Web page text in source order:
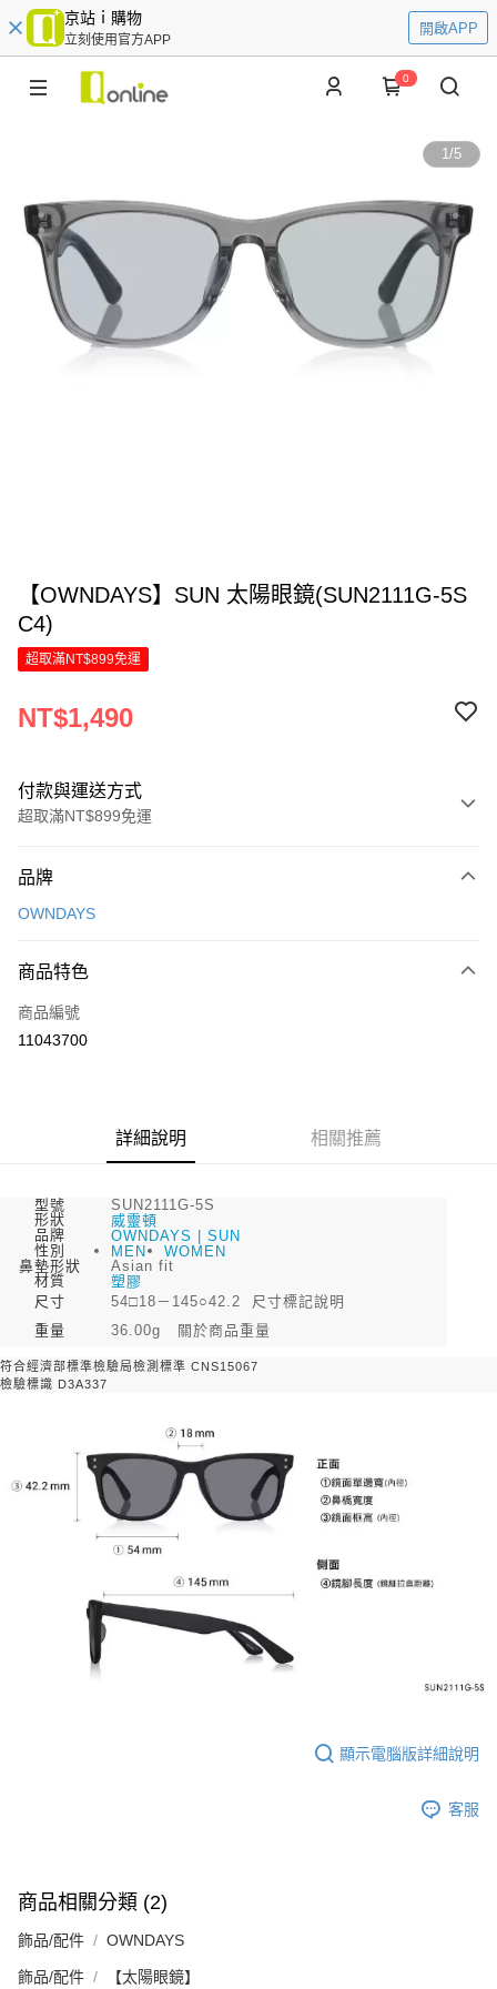
京站ｉ購物
立刻使用官方APP
開啟APP
0
1/5
【OWNDAYS】SUN 太陽眼鏡(SUN2111G-5S
C4)
超取滿NT$899免運
NT$1,490
付款與運送方式
超取滿NT$899免運
信用卡一次付款
Apple Pay
街口支付
相關說明
【大哥付你分期使用說明】
1.本服務由台灣大哥大提供，台灣大哥大用戶可立即使用無須另外申請。
2.付款方式選擇「大哥付你分期」，訂單成立後會自動跳轉到大哥付的交易
流程，驗證手機門號後，選擇欲分期的期數、繳款截止日，確認付款後即完
成交易。
3.實際核准額度、可分期數及費用金額請依後續交易確認頁面所載為準。
消。如遇「轉專審核」未通過狀況，表示未達大哥付你分期系統評分，恕無
法說明評估內容。
1.分期款項不併入電信帳單，「大哥付你分期」於每月結算日後寄送繳費提
醒簡訊。
2.透過簡訊連結打開帳單後，可選擇「超商條碼／台灣大直營門市／銀行轉
帳／街口支付／iPASS MONEY」等通路繳費。
1.本服務係由「台灣大哥大股份有限公司」（以下簡稱本公司）所提供，讓
用戶於交易時，得透過本服務購買商品或服務，並由商店將買賣／分期付款
買賣價金債權讓與本公司後，依約使用本公司帳單繳交帳款。
2.基於同意付款使用「大哥付你分期」之契約關係目的，商店將以您的個人
資料（包含姓名、電話或地址）提供予台灣大哥大進項蒐集、處理及利用，
由本公司與您本人進行分期帳單所需資料之確認、核對及更正。
3.完整用戶服務條款，請詳閱以下連結：
https://oppay.tw/userRule
AFTEE先享後付
相關說明
【關於「AFTEE先享後付」】
便利好安心！
１．簡單：不需註冊會員、不需綁卡、不需儲值。
２．便利：只要手機號碼，簡訊認證，即可結帳。
【「AFTEE先享後付」結帳流程】
１．於結帳方式選擇「AFTEE先享後付」後，將跳轉至「AFTEE先享後付」
結帳頁面，進行簡訊認證並確認金額後，即可完成結帳。
２．訂單成立數日內，您將收到繳費通知簡訊。
３．收到繳費通知簡訊後14天內，點擊此簡訊中的連結，可透過四大超商／
ATM／網路銀行／等多元方式進行付款，方視為交易完成。
※ 請注意：結帳手續完成當下不需立刻繳費，但若您需要取消訂單，請聯絡
購買商品的店家。未經商家同意取消之訂單仍視為有效，需透過AFTEE先享
後付繳納相關費用。
※ 交易是否成功請以「AFTEE先享後付 」之結帳頁面顯示為準，若有關於
是否繳費成功／繳費後需取消欲退款等相關疑問，請聯繫「AFTEE先享後付
客戶支援中心」
https://netprotections.freshdesk.com/support/home
３．未成年的使用者請事先徵得法定代理人或監護人之同意方可使用
時審查核予不同之上限額度；若仍有額度不足之情形，本公司將視審查結果
請求用戶進行身份認證。
５．嚴禁一人註冊多個帳號或使用他人資訊註冊。若發現惡意使用之情形，
運送方式
每筆NT$70，滿NT$899(含以上)免運費
付款後7-11取貨
每筆NT$70，滿NT$899(含以上)免運費
每筆NT$100，滿NT$1,000(含以上)免運費
京站台北店客服中心(1F星巴克旁) 即日起不提供京站紙袋，取件時
請自備購物袋，若需購買紙袋可現場詢問
品牌
OWNDAYS
商品特色
商品編號
11043700
詳細說明 相關推薦
型號
SUN2111G-5S
形狀
威靈頓
品牌
OWNDAYS | SUN
性別
MEN
WOMEN
鼻墊形狀
Asian fit
材質
塑膠
尺寸
54□18－145○42.2
尺寸標記說明
重量
36.00g 關於商品重量
符合經濟部標準檢驗局檢測標準 CNS15067
檢驗標識 D3A337
顯示電腦版詳細說明
客服
商品相關分類 (2)
飾品/配件 OWNDAYS
飾品/配件 【太陽眼鏡】